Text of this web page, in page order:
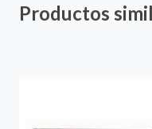
Productos